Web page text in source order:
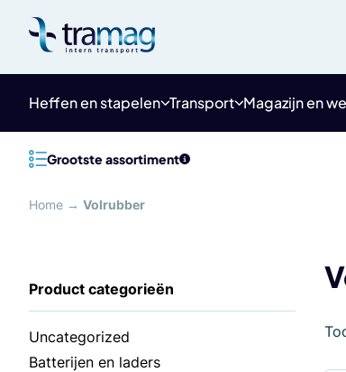
content
Heffen en stapelen Transport Magazijn en
Grootste assortiment
Home → Volrubber
Uncategorized
Batterijen en laders